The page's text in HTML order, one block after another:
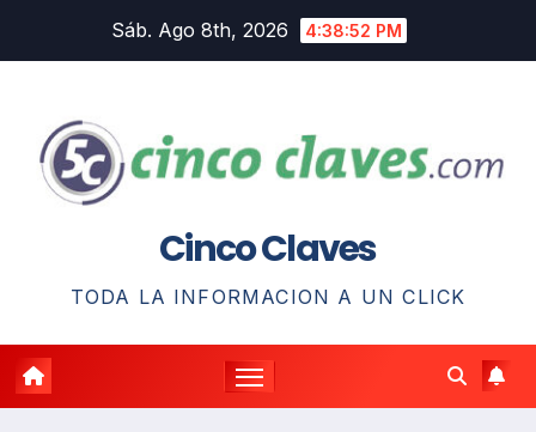
Sáb. Ago 8th, 2026 4:38:53 PM
Cinco Claves
TODA LA INFORMACION A UN CLICK